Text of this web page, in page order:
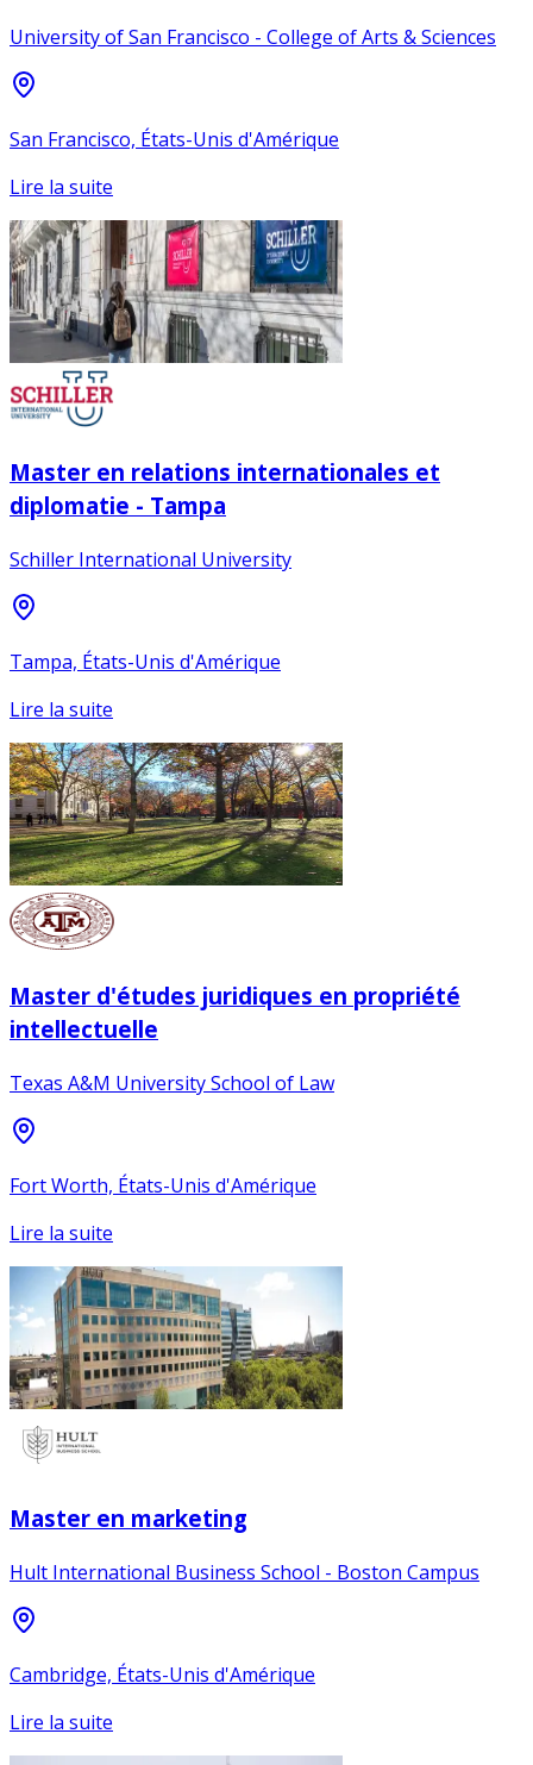
University of San Francisco - College of Arts & Sciences
San Francisco, États-Unis d'Amérique
Lire la suite
Master en relations internationales et
diplomatie - Tampa
Schiller International University
Tampa, États-Unis d'Amérique
Lire la suite
Master d'études juridiques en propriété
intellectuelle
Texas A&M University School of Law
Fort Worth, États-Unis d'Amérique
Lire la suite
Master en marketing
Hult International Business School - Boston Campus
Cambridge, États-Unis d'Amérique
Lire la suite